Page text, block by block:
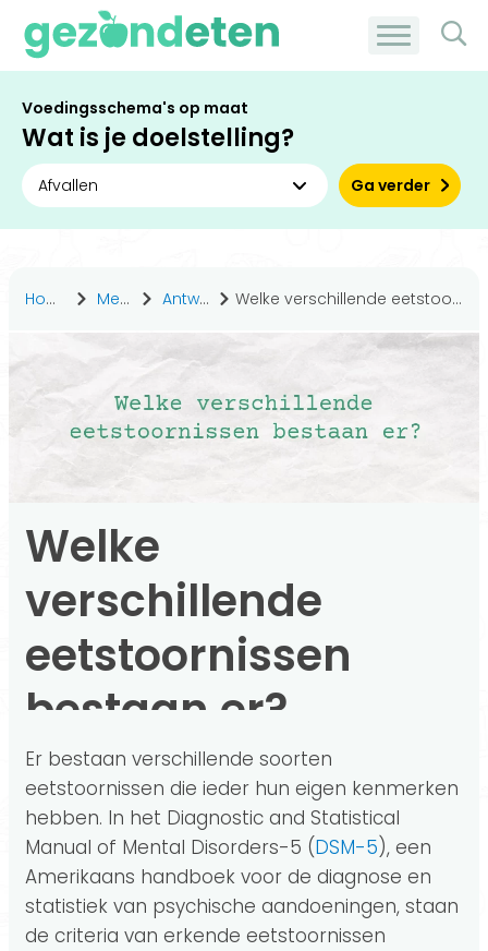
Voedingsschema's op maat
Wat is je doelstelling?
Ga verder
Home Medisch Antwoorden Welke verschillende eetstoornissen bestaan er?
Welke
verschillende
eetstoornissen
bestaan er?
Er bestaan verschillende soorten
eetstoornissen die ieder hun eigen kenmerken
hebben. In het Diagnostic and Statistical
Manual of Mental Disorders-5 (DSM-5), een
Amerikaans handboek voor de diagnose en
statistiek van psychische aandoeningen, staan
de criteria van erkende eetstoornissen